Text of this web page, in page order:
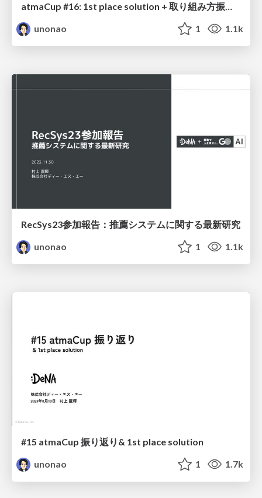
atmaCup #16: 1st place solution + 取り組み方振り返り
unonao
1 1.1k
RecSys23参加報告：推薦システムに関する最新研究
unonao
1 1.1k
#15 atmaCup 振り返り& 1st place solution
unonao
1 1.7k